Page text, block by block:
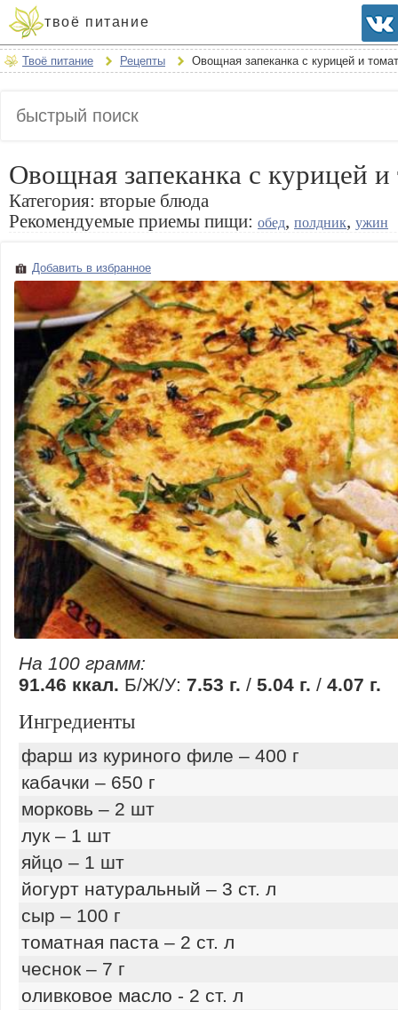
твоё питание
Твоё питание Рецепты Овощная запеканка с курицей и
Овощная запеканка с курицей
Категория: вторые блюда
Рекомендуемые приемы пищи: обед, полдник, ужин
Добавить в избранное
На 100 грамм:
91.46 ккал. Б/Ж/У: 7.53 г. / 5.04 г. / 4.07 г.
Ингредиенты
фарш из куриного филе – 400 г
кабачки – 650 г
морковь – 2 шт
лук – 1 шт
яйцо – 1 шт
йогурт натуральный – 3 ст. л
сыр – 100 г
томатная паста – 2 ст. л
чеснок – 7 г
оливковое масло - 2 ст. л